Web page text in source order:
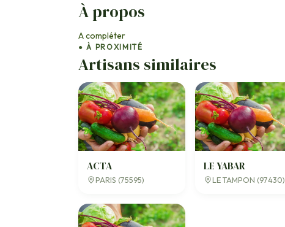
À propos
A compléter
● À PROXIMITÉ
Artisans similaires
ACTA
PARIS (75595)
LE YABAR
LE TAMPON (97430)